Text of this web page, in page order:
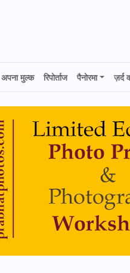
अपना मुल्क रिपोर्ताज पैनोरमा ज़र्द